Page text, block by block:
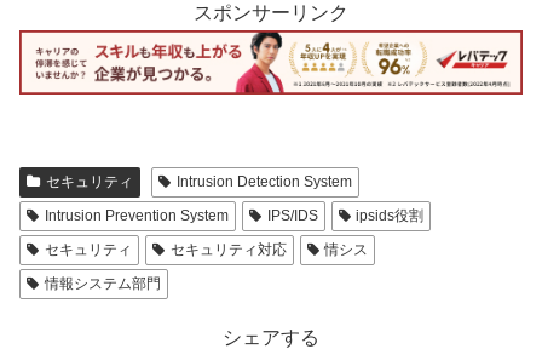
スポンサーリンク
セキュリティ
Intrusion Detection System
Intrusion Prevention System
IPS/IDS
ipsids役割
セキュリティ
セキュリティ対応
情シス
情報システム部門
シェアする